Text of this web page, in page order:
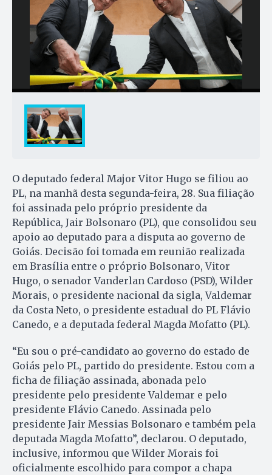
O deputado federal Major Vitor Hugo se filiou ao
PL, na manhã desta segunda-feira, 28. Sua filiação
foi assinada pelo próprio presidente da
República, Jair Bolsonaro (PL), que consolidou seu
apoio ao deputado para a disputa ao governo de
Goiás. Decisão foi tomada em reunião realizada
em Brasília entre o próprio Bolsonaro, Vitor
Hugo, o senador Vanderlan Cardoso (PSD), Wilder
Morais, o presidente nacional da sigla, Valdemar
da Costa Neto, o presidente estadual do PL Flávio
Canedo, e a deputada federal Magda Mofatto (PL).
“Eu sou o pré-candidato ao governo do estado de
Goiás pelo PL, partido do presidente. Estou com a
ficha de filiação assinada, abonada pelo
presidente pelo presidente Valdemar e pelo
presidente Flávio Canedo. Assinada pelo
presidente Jair Messias Bolsonaro e também pela
deputada Magda Mofatto”, declarou. O deputado,
inclusive, informou que Wilder Morais foi
oficialmente escolhido para compor a chapa